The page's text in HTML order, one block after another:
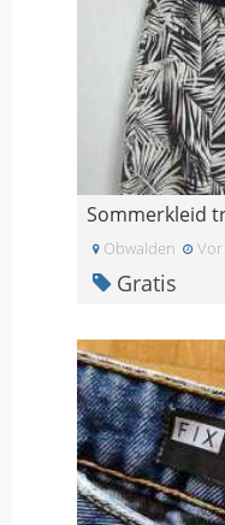
Sommerkleid
Obwalden
Gratis